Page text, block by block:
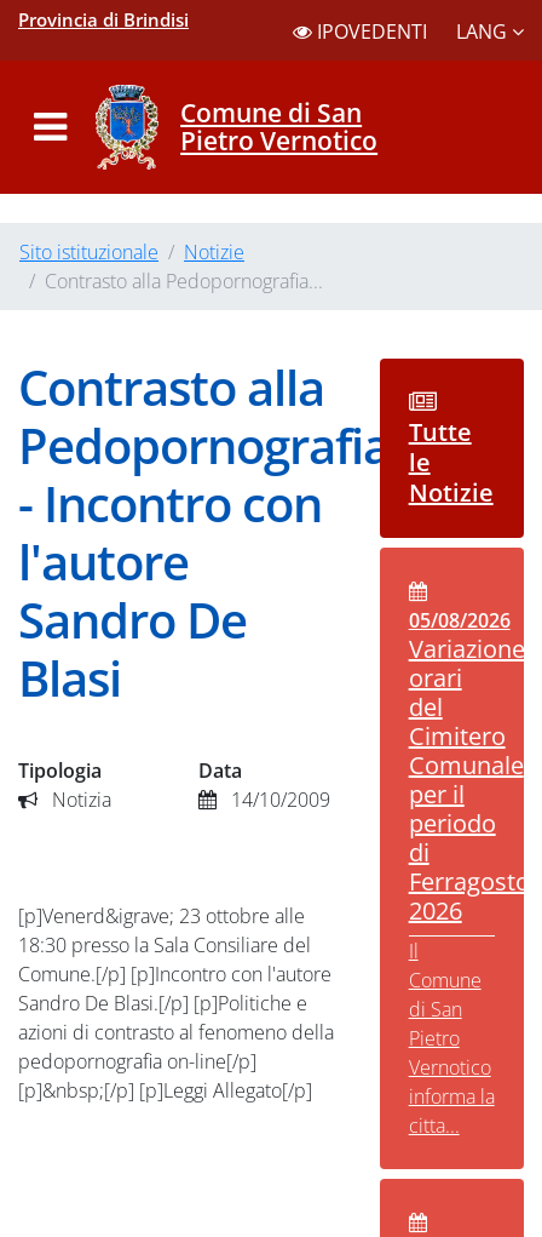
Provincia di Brindisi IPOVEDENTI LANG
Comune di San
Pietro Vernotico
Sito istituzionale
Notizie
Contrasto alla Pedopornografia...
Contrasto alla
Pedopornografia
- Incontro con
l'autore
Sandro De
Blasi
Tipologia
Notizia
Data
14/10/2009
[p]Venerd&igrave; 23 ottobre alle
18:30 presso la Sala Consiliare del
Comune.[/p] [p]Incontro con l'autore
Sandro De Blasi.[/p] [p]Politiche e
azioni di contrasto al fenomeno della
pedopornografia on-line[/p]
[p]&nbsp;[/p] [p]Leggi Allegato[/p]
Tutte
le
Notizie
05/08/2026
Variazione
orari
del
Cimitero
Comunale
per il
periodo
di
Ferragosto
2026
Il
Comune
di San
Pietro
Vernotico
informa la
citta...